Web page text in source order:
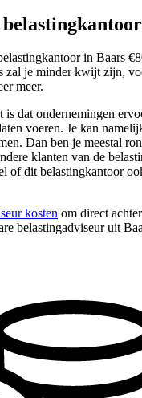
in Baars
zal je minder kwijt zijn,
meer.
is dat ondernemingen
voeren. Je kan
Dan ben je meestal
klanten van de
of dit belastingkantoor
kosten om direct
belastingadviseur uit